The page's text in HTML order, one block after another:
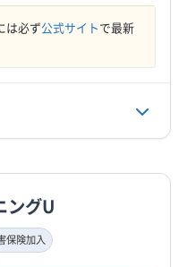
は必ず公式サイトで最新
ングU
保険加入